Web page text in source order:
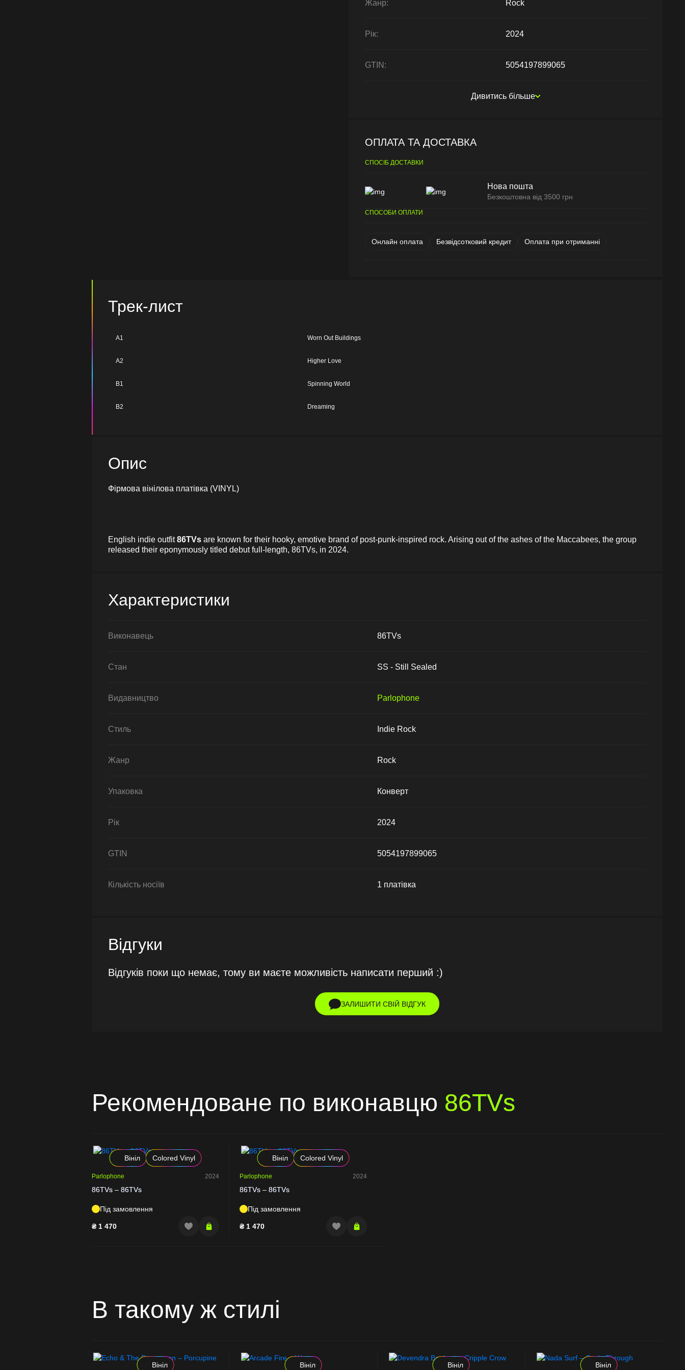
Жанр: Rock
Рік: 2024
GTIN: 5054197899065
Дивитись більше
ОПЛАТА ТА ДОСТАВКА
СПОСІБ ДОСТАВКИ
Нова пошта
Безкоштовна від 3500 грн
СПОСОБИ ОПЛАТИ
Онлайн оплата Безвідсотковий кредит Оплата при отриманні
Трек-лист
A1 Worn Out Buildings
A2 Higher Love
B1 Spinning World
B2 Dreaming
Опис
Фірмова вінілова платівка (VINYL)
English indie outfit86TVs are known for their hooky, emotive brand of post-punk-inspired rock. Arising out of the ashes of the Maccabees, the group
released their eponymously titled debut full-length, 86TVs, in 2024.
Характеристики
Виконавець 86TVs
Стан SS - Still Sealed
Видавництво Parlophone
Стиль Indie Rock
Жанр Rock
Упаковка Конверт
Рік 2024
GTIN 5054197899065
Кількість носіїв 1 платівка
Відгуки
Відгуків поки що немає, тому ви маєте можливість написати перший :)
ЗАЛИШИТИ СВІЙ ВІДГУК
Рекомендоване по виконавцю 86TVs
Вініл Colored Vinyl
Parlophone 2024
86TVs – 86TVs
Під замовлення
₴ 1 470
Вініл Colored Vinyl
Parlophone 2024
86TVs – 86TVs
Під замовлення
₴ 1 470
В такому ж стилі
Вініл Вініл Вініл Вініл